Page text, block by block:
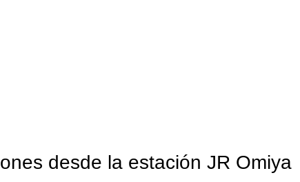
desde la estación JR Omiya